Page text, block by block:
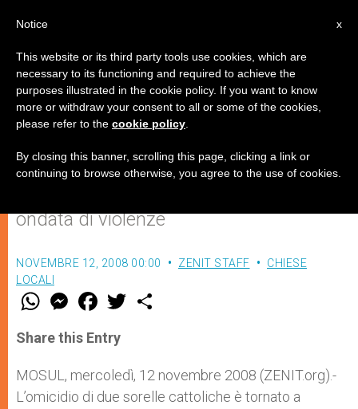
Iraq: due sorelle cattoliche uccise
a Mosul
ondata di violenze
NOVEMBRE 12, 2008 00:00 ZENIT STAFF
CHIESE
LOCALI
W
t
s
p
p
M
e
s
e
g
e
r
F
a
e
b
o
k
w
r
Share this Entry
MOSUL, mercoledì, 12 novembre 2008 (ZENIT.org).-
L’omicidio di due sorelle cattoliche è tornato a
x
Notice
This website or its third party tools use cookies, which are
necessary to its functioning and required to achieve the
purposes illustrated in the cookie policy. If you want to know
more or withdraw your consent to all or some of the cookies,
please refer to the cookie policy
By closing this banner, scrolling this page, clicking a link or
continuing to browse otherwise, you agree to the use of cookies.